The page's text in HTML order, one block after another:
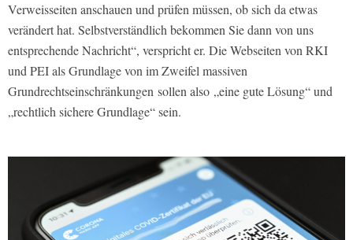
Verweisseiten anschauen und prüfen müssen, ob sich da etwas
verändert hat. Selbstverständlich bekommen Sie dann von uns
entsprechende Nachricht“, verspricht er. Die Webseiten von RKI
und PEI als Grundlage von im Zweifel massiven
Grundrechtseinschränkungen sollen also „eine gute Lösung“ und
„rechtlich sichere Grundlage“ sein.